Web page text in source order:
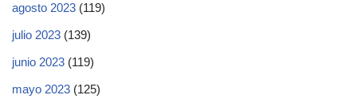
agosto 2023 (119)
julio 2023 (139)
junio 2023 (119)
mayo 2023 (125)